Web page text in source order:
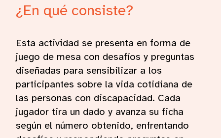
¿En qué consiste?
Esta actividad se presenta en forma de
juego de mesa con desafíos y preguntas
diseñadas para sensibilizar a los
participantes sobre la vida cotidiana de
las personas con discapacidad. Cada
jugador tira un dado y avanza su ficha
según el número obtenido, enfrentando